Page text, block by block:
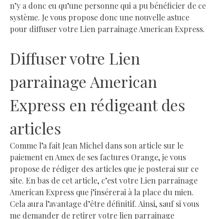
n’y a donc eu qu’une personne qui a pu bénéficier de ce
système. Je vous propose donc une nouvelle astuce
pour diffuser votre Lien parrainage American Express.
Diffuser votre Lien
parrainage American
Express en rédigeant des
articles
Comme l’a fait Jean Michel dans son article sur le
paiement en Amex de ses factures Orange, je vous
propose de rédiger des articles que je posterai sur ce
site. En bas de cet article, c’est votre Lien parrainage
American Express que j’insérerai à la place du mien.
Cela aura l’avantage d’être définitif. Ainsi, sauf si vous
me demander de retirer votre lien parrainage